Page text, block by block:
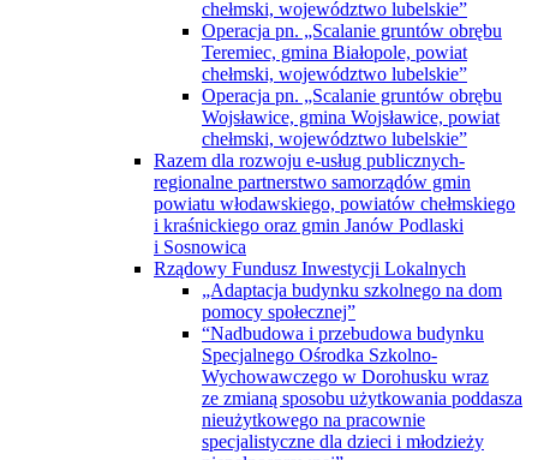
chełmski, województwo lubelskie”
Operacja pn. „Scalanie gruntów obrębu
Teremiec, gmina Białopole, powiat
chełmski, województwo lubelskie”
Operacja pn. „Scalanie gruntów obrębu
Wojsławice, gmina Wojsławice, powiat
chełmski, województwo lubelskie”
Razem dla rozwoju e-usług publicznych-
regionalne partnerstwo samorządów gmin
powiatu włodawskiego, powiatów chełmskiego
i kraśnickiego oraz gmin Janów Podlaski
i Sosnowica
Rządowy Fundusz Inwestycji Lokalnych
„Adaptacja budynku szkolnego na dom
pomocy społecznej”
“Nadbudowa i przebudowa budynku
Specjalnego Ośrodka Szkolno-
Wychowawczego w Dorohusku wraz
ze zmianą sposobu użytkowania poddasza
nieużytkowego na pracownie
specjalistyczne dla dzieci i młodzieży